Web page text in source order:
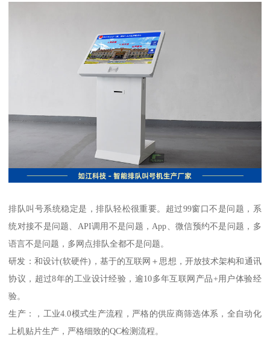
排队叫号系统稳定是，排队轻松很重要。超过99窗口不是问题，系
统对接不是问题、API调用不是问题，App、微信预约不是问题，多
语言不是问题，多网点排队全都不是问题。
研发：和设计(软硬件)，基于的互联网＋思想，开放技术架构和通讯
协议，超过8年的工业设计经验，逾10多年互联网产品+用户体验经
验。
生产：，工业4.0模式生产流程，严格的供应商筛选体系，全自动化
上机贴片生产，严格细致的QC检测流程。